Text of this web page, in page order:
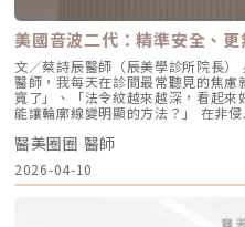
我們追求的是「長效且細膩」的美
Profhilo 逆時針 的客戶，我通常會
的專屬美學地圖：1. 基礎療程：建
力蛋白新生與肌底環境優化，單次施
堆疊： 啟動期（第 1 次與第 2 次）
治療能確保高濃度玻尿酸在真皮層
細胞。 強化期（第 2 次與第 3 次）
這是一個關鍵的鞏固點，能延續細胞
維持期： 經過這 3 次完整的週期療
以維持九個月左右的時間。2.術後
是極高純度的玻尿酸且不含化學交
避免劇烈運動與高溫環境（如溫泉
上妝均不受影響，非常適合行程滿
的自然光采抗老不應該是「加法」
舒適、更快速採用獨家的 BAP (Bio
只需在臉部兩側各選擇五個精準的生
擴散至全臉。這大大減少了注射的針
的機率，讓療程更加舒適、快速。5.
炎風險以高濃度玻尿酸為主要成分
效降低注射後的發炎反應與過敏風
產品的純淨與安全性。逆時針（Profhilo
逆時針 (Profhilo) 傳統玻尿酸填充劑 主要功能 「生物重塑」(Bio-
remodeling)， 刺激膠原蛋白和彈力蛋白再生，從根本改善膚質 「填充」
和「支撐」， 用於填補凹陷、雕塑輪廓 成分組成 專利技術結合高低分子玻
尿酸， 64mg/2ml 高濃度，無交聯劑 玻尿酸會添加交聯劑，以增加黏度和
支撐力， 能維持體積不被快速分解 作用機制 注射後會均勻擴散至皮膚深
美國音波二代：精準安全、
文／蔡詩辰醫師（辰美學診所院長
醫師，我每天在診間最常聽見的焦
寬了」、「法令紋越來越深，看起
能讓輪廓線變明顯的方法？」 在非
上的音波儀器琳瑯滿目。但每當病
始終是 Ultherapy 美國音波。而在
Prime（美音二代） 的問世，醫美
篇文章，我將以專業醫師的角度，深
療的核心，以及它如何重新定義抗
跟病患分享一個觀念：音波拉提不
醫美圈圈 醫師
2026-04-10